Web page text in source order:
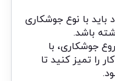
باید با نوع جوشکاری
باشد.
جوشکاری، با
را تمیز کنید تا